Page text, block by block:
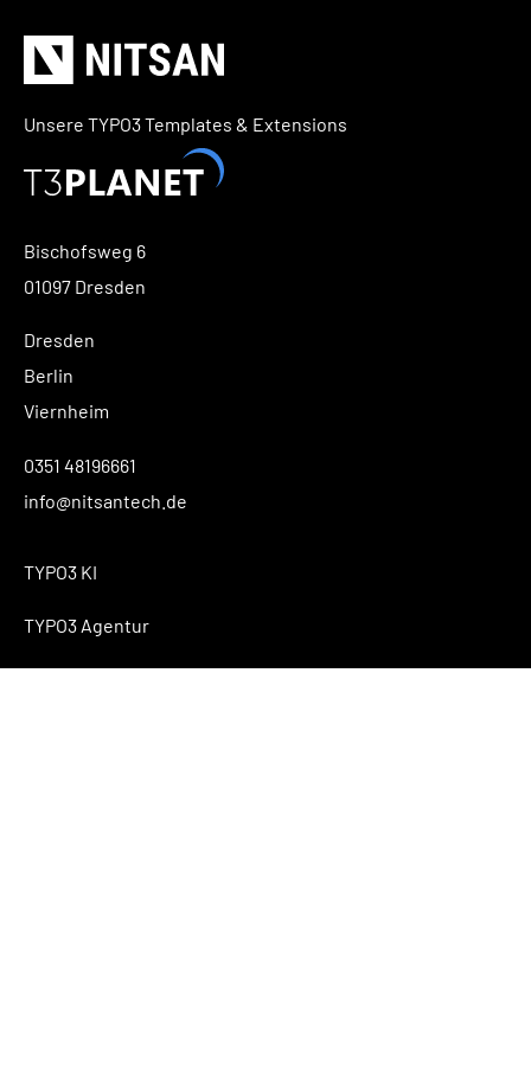
Unsere TYPO3 Templates & Extensions
Bischofsweg 6
01097 Dresden
Dresden
Berlin
Viernheim
0351 48196661
info@nitsantech.de
TYPO3 KI
TYPO3 Agentur